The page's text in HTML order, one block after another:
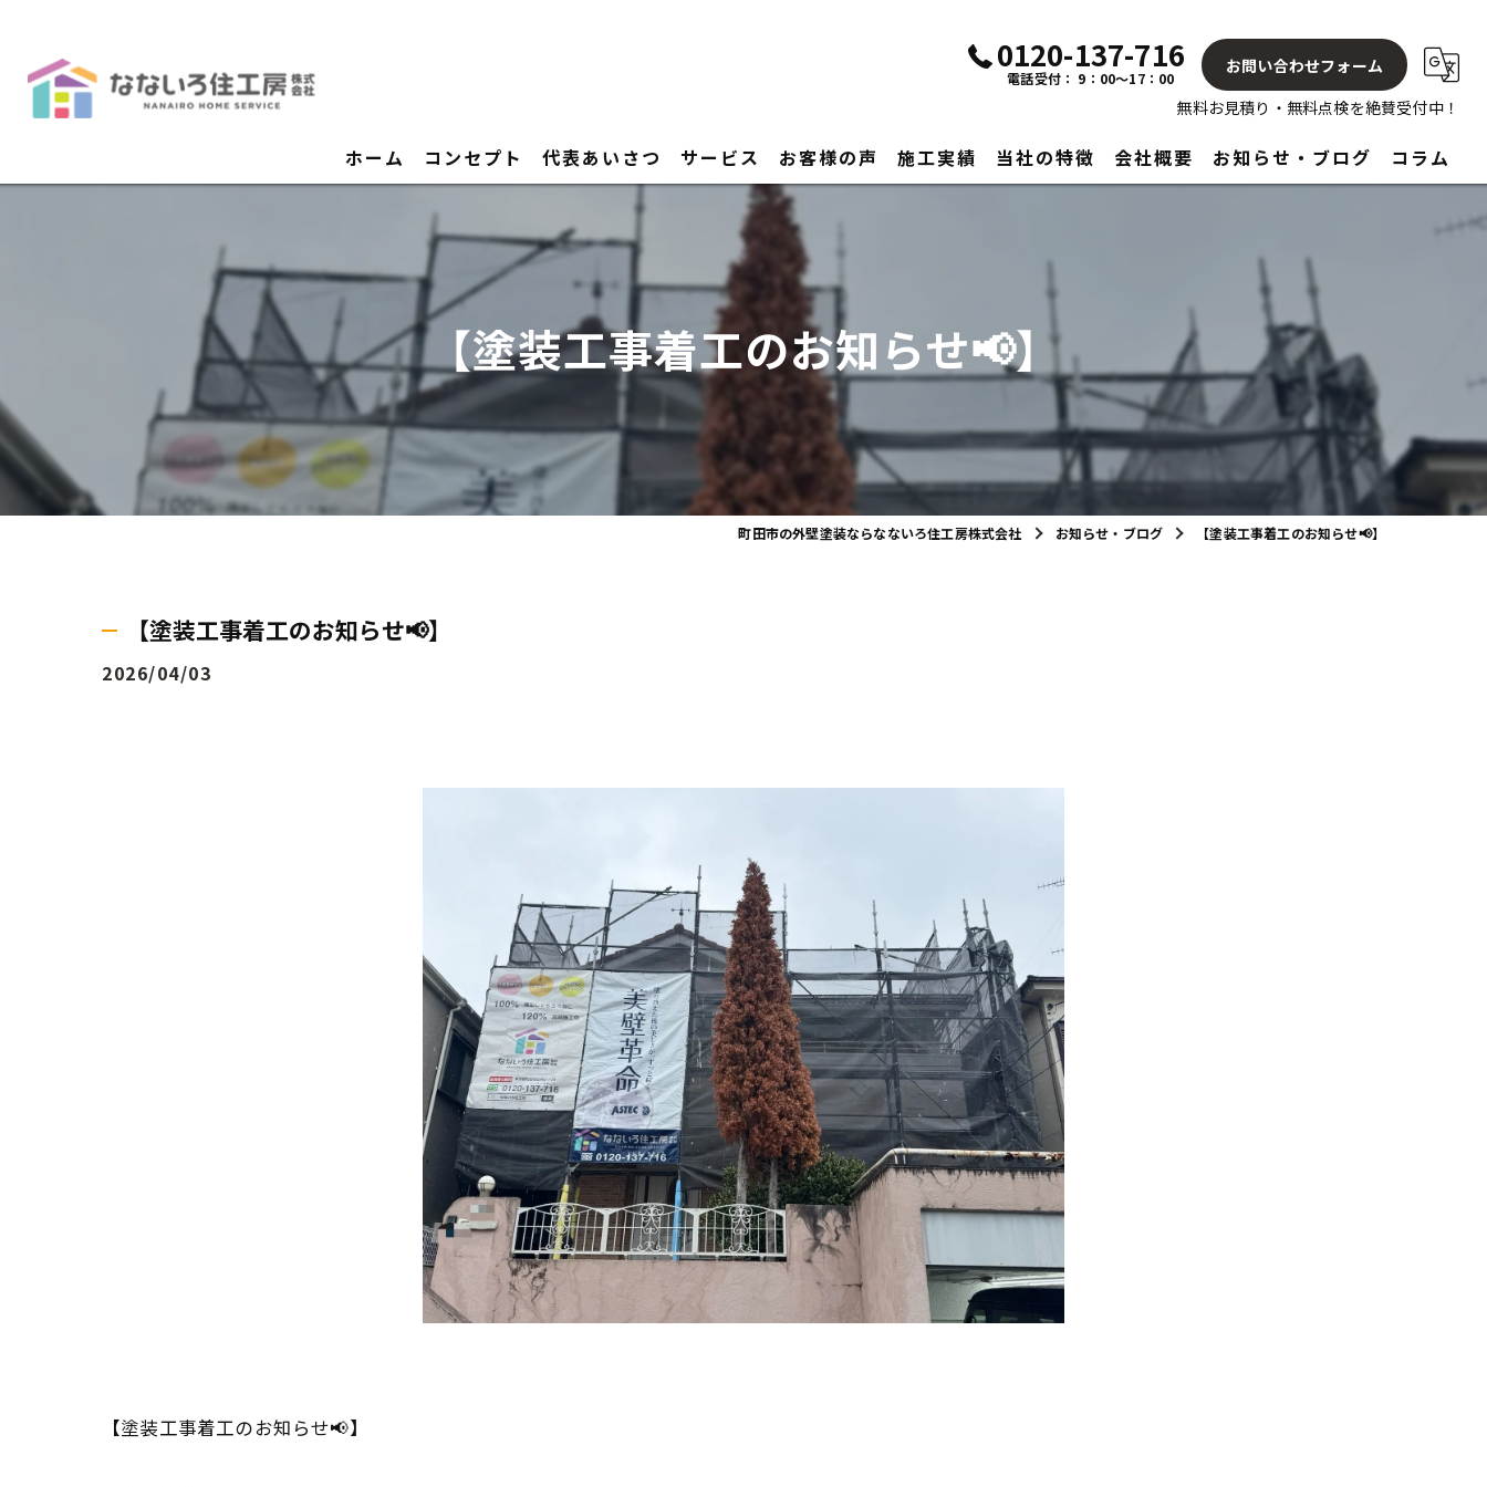
0120-137-716
電話受付： 9：00～17：00
お問い合わせフォーム
無料お見積り・無料点検を絶賛受付中！
ホーム コンセプト 代表あいさつ サービス お客様の声 施工実績 当社の特徴
見積もり
アフターサービス
リフォーム
会社概要 お知らせ・ブログ コラム
【塗装工事着工のお知らせ📢】
町田市の外壁塗装ならなないろ住工房株式会社 お知らせ・ブログ 【塗装工事着工のお知らせ📢】
【塗装工事着工のお知らせ📢】
2026/04/03
【塗装工事着工のお知らせ📢】